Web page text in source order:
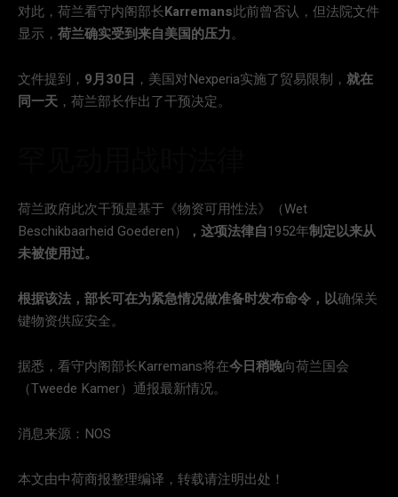
对此，荷兰看守内阁部长Karremans此前曾否认，但法院文件
显示， 荷兰确实受到来自美国的压力。
文件提到， 9月30日 ，美国对Nexperia实施了贸易限制， 就在
同一天 ，荷兰部长作出了干预决定。
荷兰政府此次干预是基于《物资可用性法》（Wet
Beschikbaarheid Goederen）
，这项法律自1952年制定以来从
未被使用过。
根据该法，部长可在为紧急情况做准备时发布命令，以确保关
键物资供应安全。
据悉，看守内阁部长Karremans将在今日稍晚向荷兰国会
（Tweede Kamer）通报最新情况。
消息来源：NOS
本文由中荷商报整理编译，转载请注明出处！